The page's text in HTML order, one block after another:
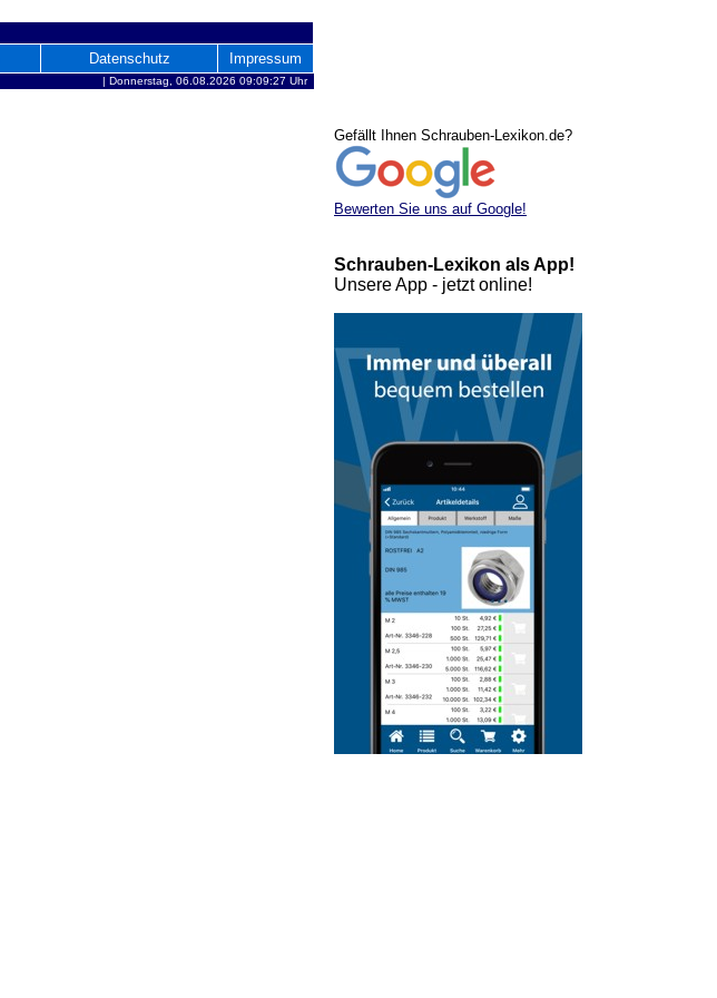
Datenschutz Impressum
| Donnerstag, 06.08.2026 09:09:27 Uhr
Gefällt Ihnen Schrauben-Lexikon.de?
Bewerten Sie uns auf Google!
Schrauben-Lexikon als App!
Unsere App - jetzt online!